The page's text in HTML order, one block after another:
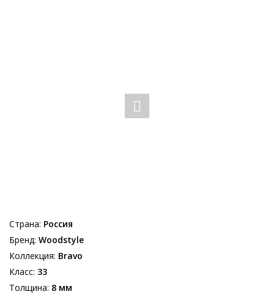
Страна: Россия
Бренд: Woodstyle
Коллекция: Bravo
Класс: 33
Толщина: 8 мм